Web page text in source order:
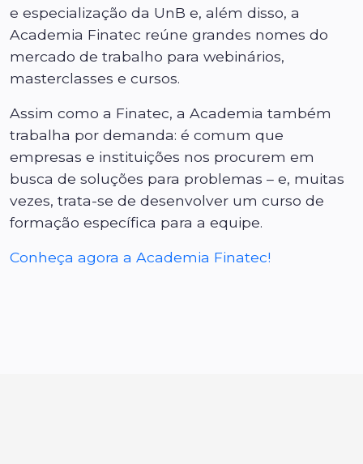
e especialização da UnB e, além disso, a
Academia Finatec reúne grandes nomes do
mercado de trabalho para webinários,
masterclasses e cursos.
Assim como a Finatec, a Academia também
trabalha por demanda: é comum que
empresas e instituições nos procurem em
busca de soluções para problemas – e, muitas
vezes, trata-se de desenvolver um curso de
formação específica para a equipe.
Conheça agora a Academia Finatec!